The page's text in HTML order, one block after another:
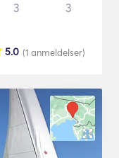
3 3
(1 anmeldelser)
5.0